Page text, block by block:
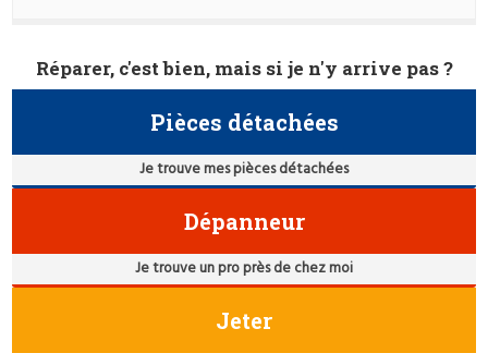
Réparer, c'est bien, mais si je n'y arrive pas ?
Pièces détachées
Je trouve mes pièces détachées
Dépanneur
Je trouve un pro près de chez moi
Jeter